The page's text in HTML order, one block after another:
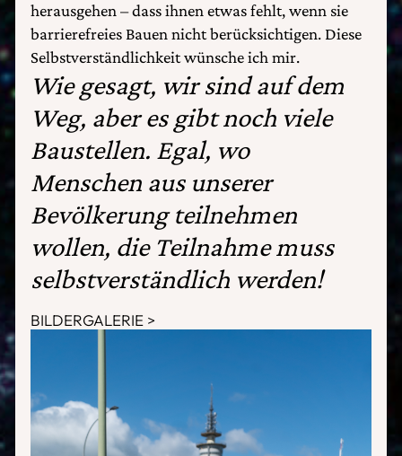
herausgehen – dass ihnen etwas fehlt, wenn sie
barrierefreies Bauen nicht berücksichtigen. Diese
Selbstverständlichkeit wünsche ich mir.
Wie gesagt, wir sind auf dem
Weg, aber es gibt noch viele
Baustellen. Egal, wo
Menschen aus unserer
Bevölkerung teilnehmen
wollen, die Teilnahme muss
selbstverständlich werden!
BILDERGALERIE